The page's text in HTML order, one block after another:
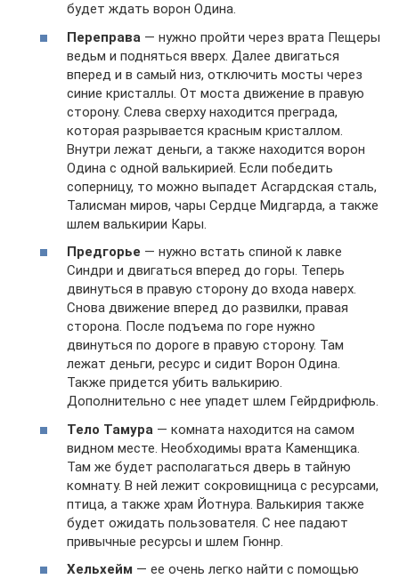
будет ждать ворон Одина.
Переправа — нужно пройти через врата Пещеры
ведьм и подняться вверх. Далее двигаться
вперед и в самый низ, отключить мосты через
синие кристаллы. От моста движение в правую
сторону. Слева сверху находится преграда,
которая разрывается красным кристаллом.
Внутри лежат деньги, а также находится ворон
Одина с одной валькирией. Если победить
соперницу, то можно выпадет Асгардская сталь,
Талисман миров, чары Сердце Мидгарда, а также
шлем валькирии Кары.
Предгорье — нужно встать спиной к лавке
Синдри и двигаться вперед до горы. Теперь
двинуться в правую сторону до входа наверх.
Снова движение вперед до развилки, правая
сторона. После подъема по горе нужно
двинуться по дороге в правую сторону. Там
лежат деньги, ресурс и сидит Ворон Одина.
Также придется убить валькирию.
Дополнительно с нее упадет шлем Гейрдрифюль.
Тело Тамура — комната находится на самом
видном месте. Необходимы врата Каменщика.
Там же будет располагаться дверь в тайную
комнату. В ней лежит сокровищница с ресурсами,
птица, а также храм Йотнура. Валькирия также
будет ожидать пользователя. С нее падают
привычные ресурсы и шлем Гюннр.
Хельхейм — ее очень легко найти с помощью